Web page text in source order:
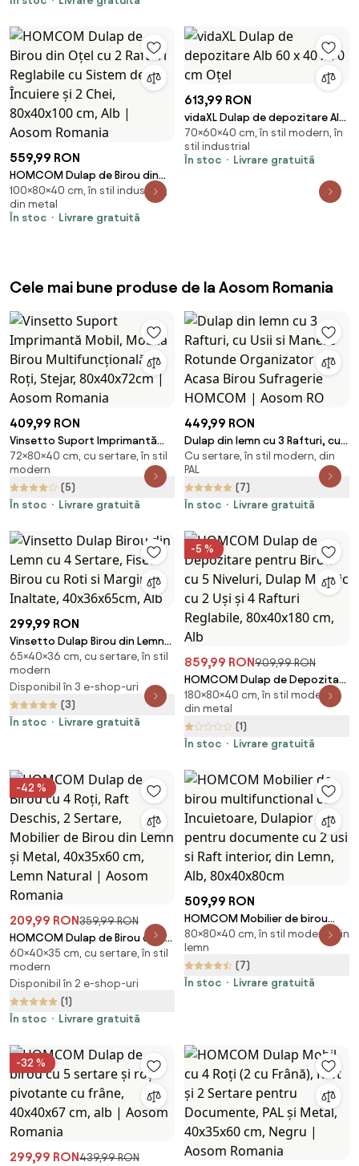
559,99 RON
HOMCOM Dulap de Birou din
Oțel cu 2 Rafturi Reglabile cu
Sistem de Încuiere și 2 Chei,
80x40x100 cm, Alb | Aosom
100×80×40 cm, în stil industrial,
din metal
În stoc
Livrare gratuită
613,99 RON
vidaXL Dulap de depozitare Alb
60 x 40 x 70 cm Oțel
70×60×40 cm, în stil modern, în
stil industrial
În stoc
Livrare gratuită
Cele mai bune produse de la Aosom Romania
409,99 RON
Vinsetto Suport Imprimantă
Mobil, Mobilă Birou
Multifuncțională, 4 Roți, Stejar,
80x40x72cm | Aosom Romania
72×80×40 cm, cu sertare, în stil
modern
(5)
În stoc
Livrare gratuită
449,99 RON
Dulap din lemn cu 3 Rafturi, cu
Usii si Manere Rotunde
Organizator Acasa Birou
Sufragerie HOMCOM | Aosom
RO
Cu sertare, în stil modern, din
PAL
(7)
În stoc
Livrare gratuită
299,99 RON
Vinsetto Dulap Birou din Lemn
cu 4 Sertare, Fiset Birou cu Roti
si Margini Inaltate,
40x36x65cm, Alb
65×40×36 cm, cu sertare, în stil
modern
Disponibil în 3 e-shop-uri
(3)
În stoc
Livrare gratuită
-5 %
859,99 RON909,99 RON
HOMCOM Dulap de Depozitare
pentru Birou cu 5 Niveluri, Dulap
Metalic cu 2 Uși și 4 Rafturi
Reglabile, 80x40x180 cm, Alb
180×80×40 cm, în stil modern,
din metal
(1)
În stoc
Livrare gratuită
-42 %
209,99 RON359,99 RON
HOMCOM Dulap de Birou cu 4
Roți, Raft Deschis, 2 Sertare,
Mobilier de Birou din Lemn și
Metal, 40x35x60 cm, Lemn
Natural | Aosom Romania
60×40×35 cm, cu sertare, în stil
modern
Disponibil în 2 e-shop-uri
(1)
În stoc
Livrare gratuită
509,99 RON
HOMCOM Mobilier de birou
multifunctional cu Incuietoare,
Dulapior pentru documente cu
2 usi si Raft interior, din Lemn,
Alb, 80x40x80cm
80×80×40 cm, în stil modern, din
lemn
(7)
În stoc
Livrare gratuită
-32 %
299,99 RON439,99 RON